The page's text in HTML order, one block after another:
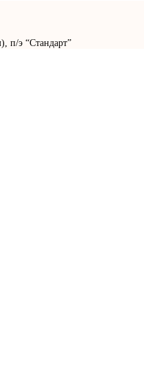
п/э “Стандарт”